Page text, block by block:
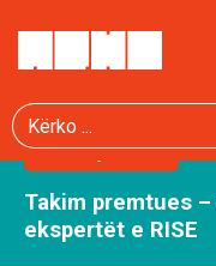
February 8, 2021
Takim premtues
ekspertët e RISE